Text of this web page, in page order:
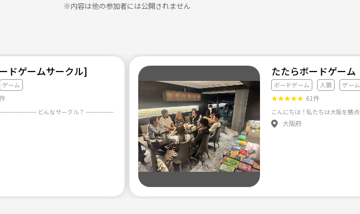
せるようにしたいと思っています！もしズームが繋げない方は、ご相談ください🎮
す🙏😭
※内容は他の参加者には公開されません
ドゲームサークル]
ゲーム
たたらボードゲーム
ボードゲーム 人狼 ゲーム
★★★★★ 61件
大阪府